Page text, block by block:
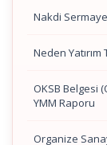
Nakdi Sermaye
Neden
OKSB Belgesi
YMM Raporu
Organize